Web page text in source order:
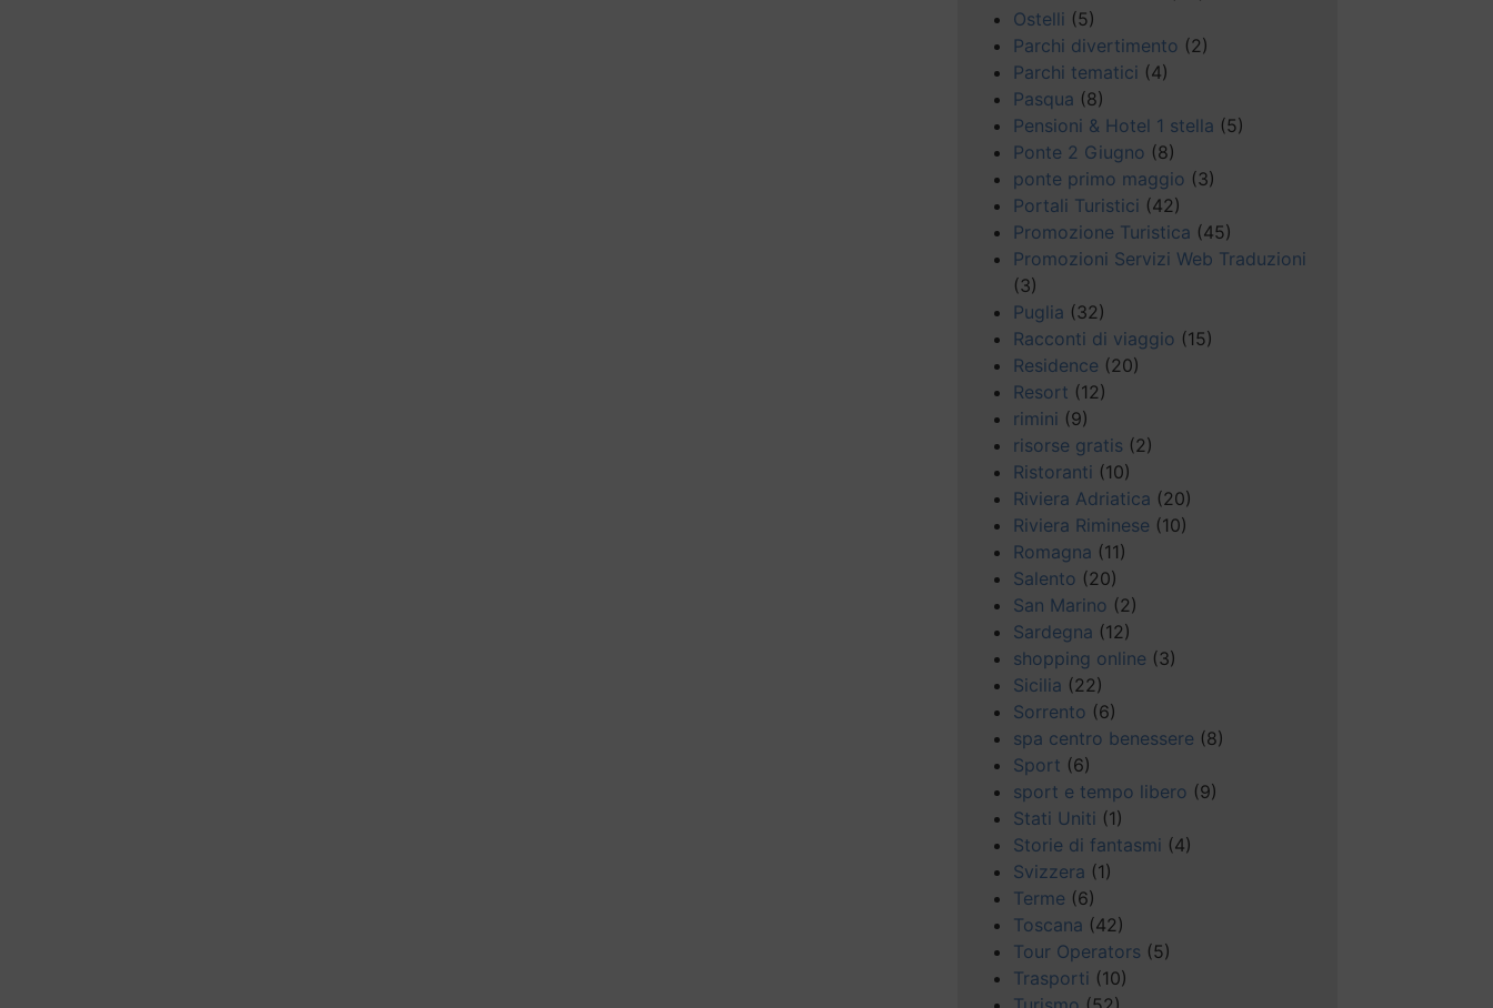
Ostelli (5)
Parchi divertimento (2)
Parchi tematici (4)
Pasqua (8)
Pensioni & Hotel 1 stella (5)
Ponte 2 Giugno (8)
ponte primo maggio (3)
Portali Turistici (42)
Promozione Turistica (45)
Promozioni Servizi Web Traduzioni
(3)
Puglia (32)
Racconti di viaggio (15)
Residence (20)
Resort (12)
rimini (9)
risorse gratis (2)
Ristoranti (10)
Riviera Adriatica (20)
Riviera Riminese (10)
Romagna (11)
Salento (20)
San Marino (2)
Sardegna (12)
shopping online (3)
Sicilia (22)
Sorrento (6)
spa centro benessere (8)
Sport (6)
sport e tempo libero (9)
Stati Uniti (1)
Storie di fantasmi (4)
Svizzera (1)
Terme (6)
Toscana (42)
Tour Operators (5)
Trasporti (10)